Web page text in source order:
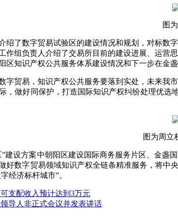
图
绍了数字贸易试验区的建设情况和规划，对标
作组负责人介绍了交易所目前的建设进展、运
区知识产权公共服务体系建设情况和下一步在金
字贸易，知识产权公共服务要落到实处，未来
，做好同保护，打造国际知识产权纠纷处理优
图为周立
”建设方案中朝阳区建设国际商务服务片区、金
好数字贸易领域知识产权全链条精准服务，将
经济标杆城市”。
支配收入预计达到3万元
导人非正式会议并发表讲话